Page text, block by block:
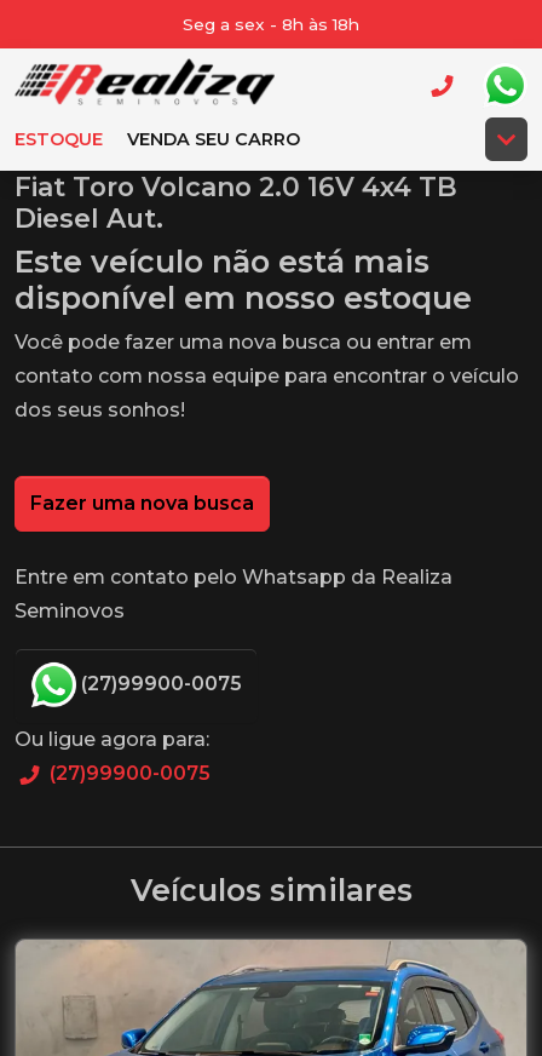
Seg a sex - 8h às 18h
ESTOQUE VENDA SEU CARRO
Fiat Toro Volcano 2.0 16V 4x4 TB
Diesel Aut.
Este veículo não está mais
disponível em nosso estoque
Você pode fazer uma nova busca ou entrar em
contato com nossa equipe para encontrar o veículo
dos seus sonhos!
Fazer uma nova busca
Entre em contato pelo Whatsapp da Realiza
Seminovos
(27)99900-0075
Ou ligue agora para:
(27)99900-0075
Veículos similares